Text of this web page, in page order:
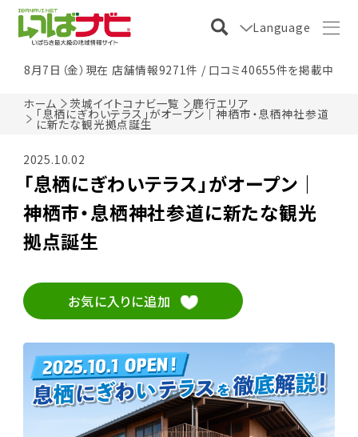
Language
8月7日（金）現在 店舗情報9271件 / 口コミ40655件を掲載中
ホーム 茨城イイトコナビ一覧 鹿行エリア
「息栖にぎわいテラス」がオープン｜神栖市・息栖神社参道
に新たな観光拠点誕生
2025.10.02
「息栖にぎわいテラス」がオープン｜
神栖市・息栖神社参道に新たな観光
拠点誕生
お気に入りに追加